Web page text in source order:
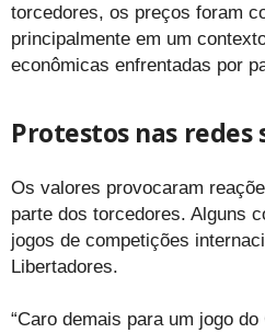
torcedores, os preços foram
principalmente em um
econômicas enfrentadas por
Protestos nas redes
Os valores provocaram
parte dos torcedores. Alguns
jogos de competições
Libertadores.
“Caro demais para um jogo